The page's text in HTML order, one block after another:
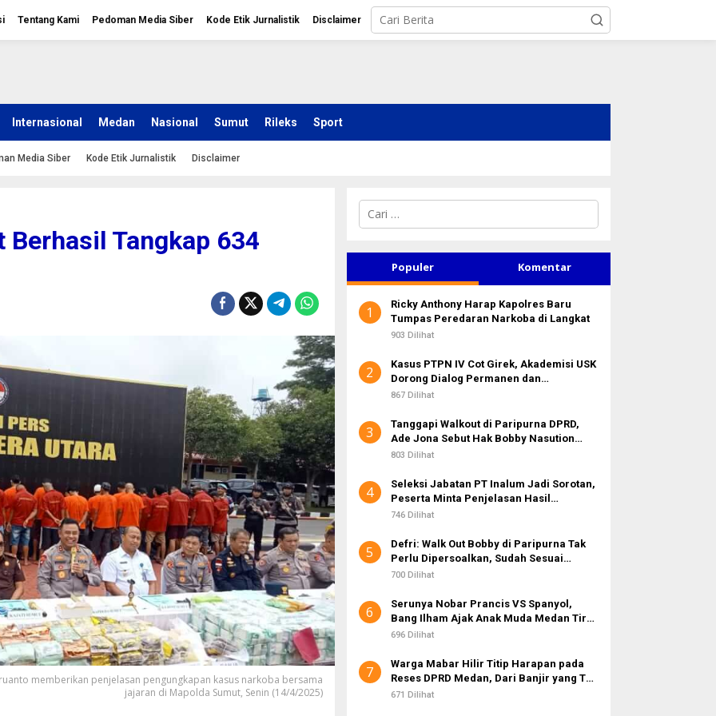
Tentang Kami Pedoman Media Siber Kode Etik Jurnalistik Disclaimer
Internasional Medan Nasional Sumut Rileks Sport
Media Siber Kode Etik Jurnalistik Disclaimer
Berhasil Tangkap 634
memberikan penjelasan pengungkapan kasus narkoba bersama
jajaran di Mapolda Sumut, Senin (14/4/2025)
C
i
n
u
k
Populer Komentar
1
Ricky Anthony Harap Kapolres Baru
Tumpas Peredaran Narkoba di Langkat
903 Dilihat
2
Kasus PTPN IV Cot Girek, Akademisi USK
Dorong Dialog Permanen dan
Penegakan Hukum
867 Dilihat
3
Tanggapi Walkout di Paripurna DPRD,
Ade Jona Sebut Hak Bobby Nasution
Sebagai Kepala Daerah
803 Dilihat
4
Seleksi Jabatan PT Inalum Jadi Sorotan,
Peserta Minta Penjelasan Hasil
Assessment
746 Dilihat
5
Defri: Walk Out Bobby di Paripurna Tak
Perlu Dipersoalkan, Sudah Sesuai
Kourum
700 Dilihat
6
Serunya Nobar Prancis VS Spanyol,
Bang Ilham Ajak Anak Muda Medan Tiru
Kejayaan Legenda Bola 80-an
696 Dilihat
7
Warga Mabar Hilir Titip Harapan pada
Reses DPRD Medan, Dari Banjir yang Tak
Kunjung Surut hingga Layanan IKD
671 Dilihat